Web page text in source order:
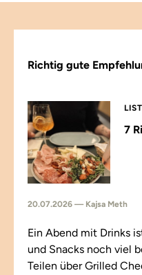
Richtig gute
7
20.07.2026 — Kajsa Meth
Ein Abend mit Drinks
und Snacks noch viel
Teilen über Grilled